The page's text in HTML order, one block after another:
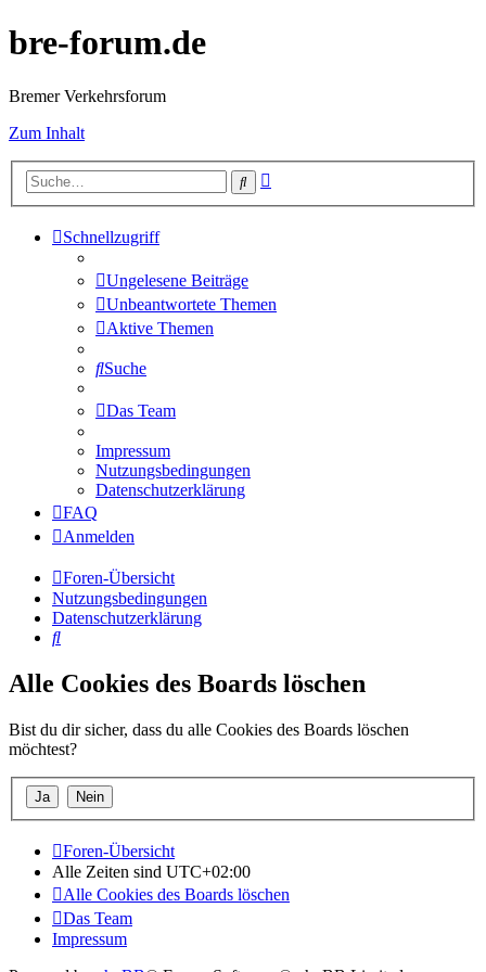
bre-forum.de
Bremer Verkehrsforum
Zum Inhalt
Suche
Schnellzugriff
Ungelesene Beiträge
Unbeantwortete Themen
Aktive Themen
Suche
Das Team
Impressum
Nutzungsbedingungen
Datenschutzerklärung
FAQ
Anmelden
Foren-Übersicht
Nutzungsbedingungen
Datenschutzerklärung
Suche
Alle Cookies des Boards löschen
Bist du dir sicher, dass du alle Cookies des Boards löschen
möchtest?
Foren-Übersicht
Alle Zeiten sind UTC+02:00
Alle Cookies des Boards löschen
Das Team
Impressum